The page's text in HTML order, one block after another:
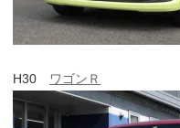
H30 ワゴンＲ